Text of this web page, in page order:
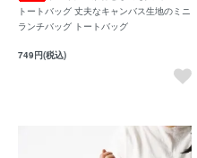
トートバッグ 丈夫なキャンバス生地のミニ
ランチバッグ トートバッグ
749円(税込)